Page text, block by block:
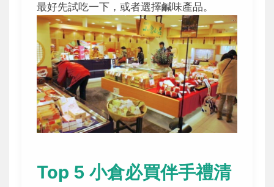
最好先試吃一下，或者選擇鹹味產品。
Top 5 小倉必買伴手禮清